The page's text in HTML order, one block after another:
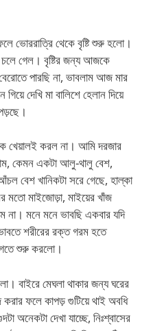
ভোররাত্রি থেকে বৃষ্টি শুরু হলো।
চলে গেল। বৃষ্টির জন্য আজকে
পারছি না, ভাবলাম আজ মার
দেখি মা বালিশে হেলান দিয়ে
খেয়ালই করল না। আমি দরজার
কেমন একটা আলু-থালু বেশ,
বেশ খানিকটা সরে গেছে, হাল্কা
মতো মাইজোড়া, মাইয়ের খাঁজ
না। মনে মনে ভাবছি একবার যদি
শরীরের রক্ত গরম হতে
শুরু করলো।
বাইরে মেঘলা থাকার জন্য ঘরের
ফলে কাপড় গুটিয়ে থাই অবধি
অনেকটা দেখা যাচ্ছে, নিঃশ্বাসের